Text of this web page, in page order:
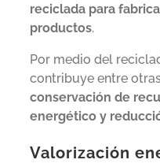
reciclada para
productos.
Por medio del
contribuye entre
conservación de
energético y
Valorización